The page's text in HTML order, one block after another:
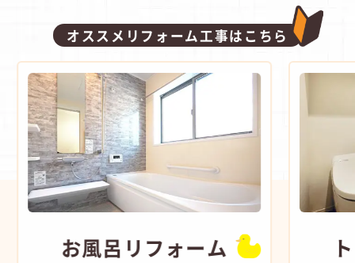
オススメリフォーム工事はこちら
お風呂 リフォーム